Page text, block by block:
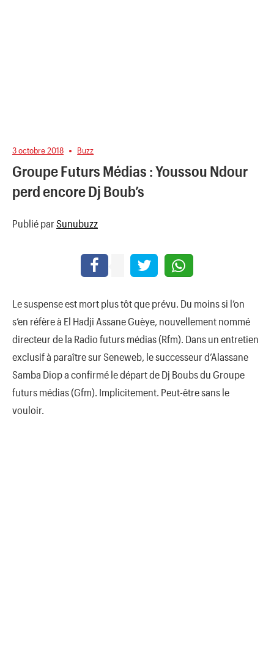
3 octobre 2018 Buzz
Groupe Futurs Médias : Youssou Ndour
perd encore Dj Boub’s
Publié par Sunubuzz
Le suspense est mort plus tôt que prévu. Du moins si l’on
s’en réfère à El Hadji Assane Guèye, nouvellement nommé
directeur de la Radio futurs médias (Rfm). Dans un entretien
exclusif à paraître sur Seneweb, le successeur d’Alassane
Samba Diop a confirmé le départ de Dj Boubs du Groupe
futurs médias (Gfm). Implicitement. Peut-être sans le
vouloir.